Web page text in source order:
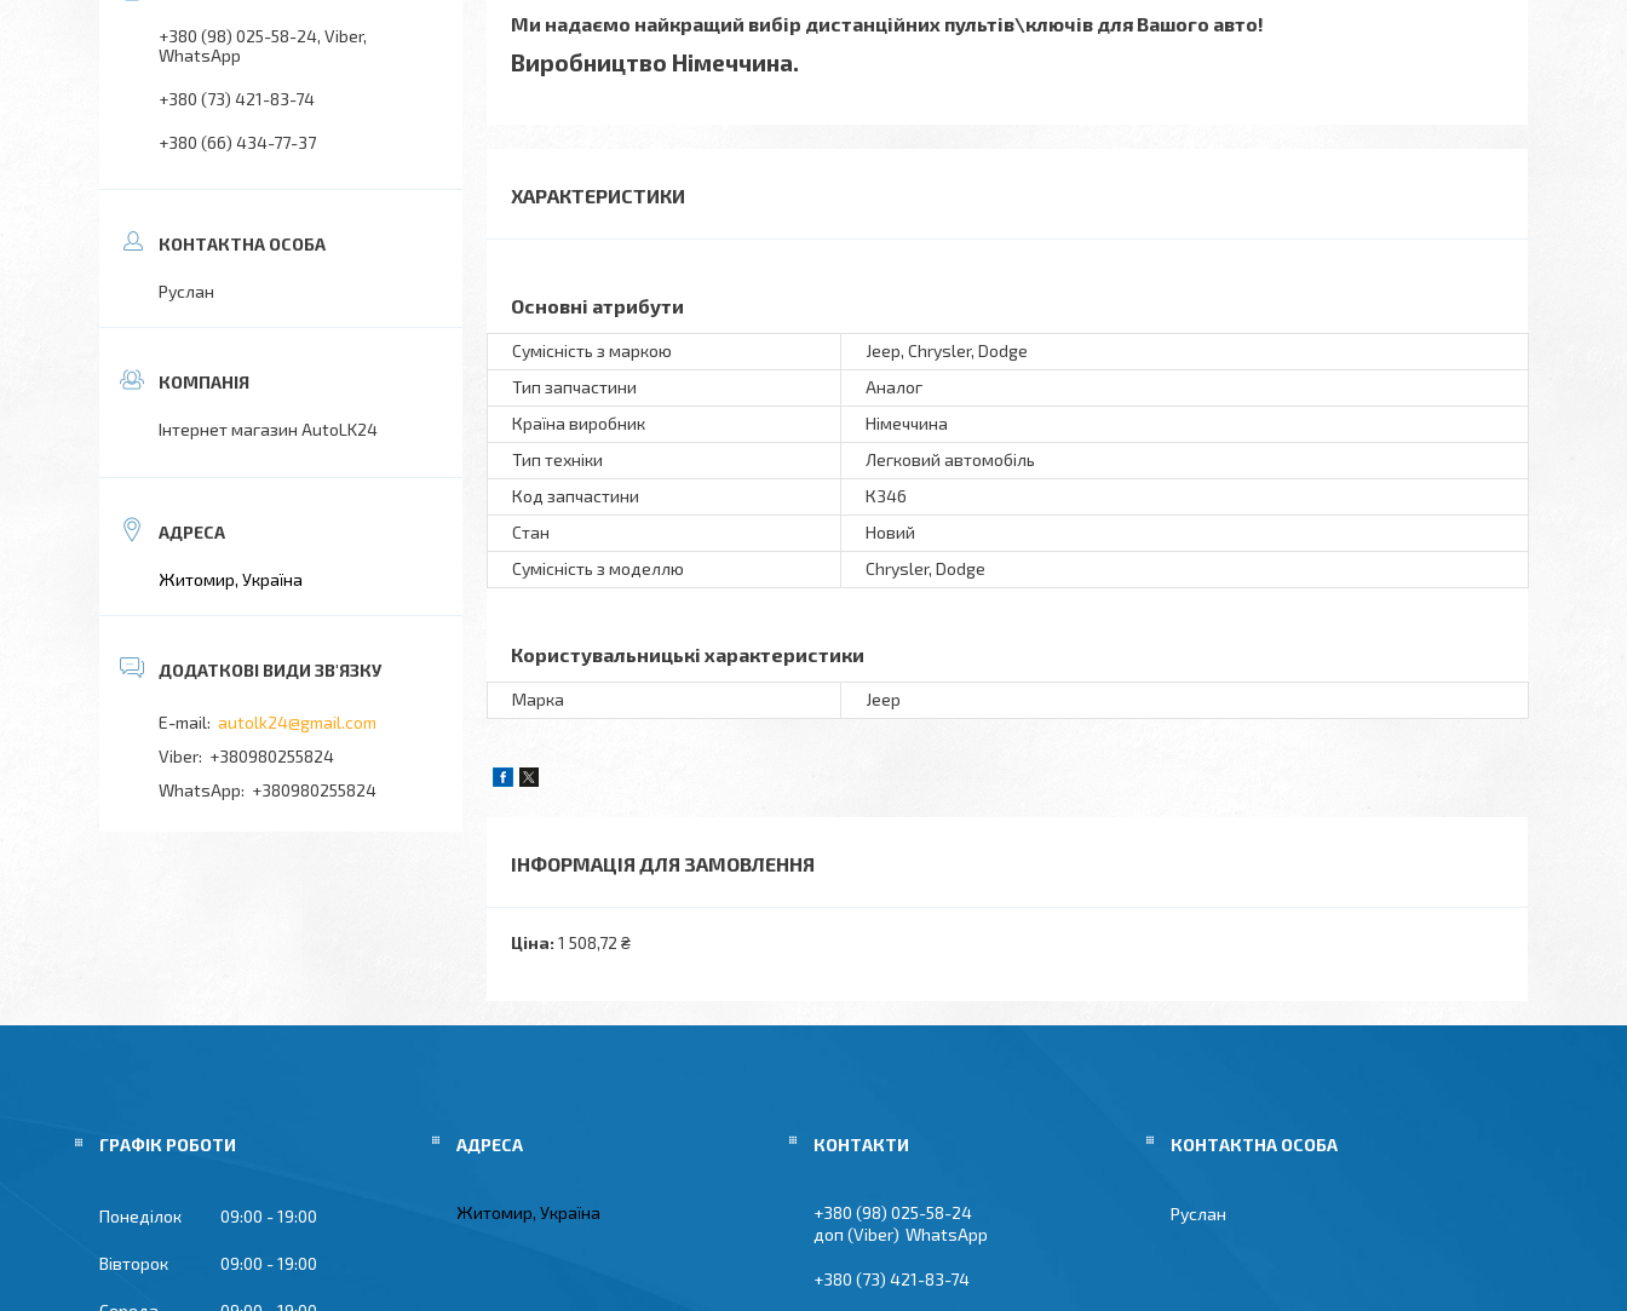
Ми надаємо найкращий вибір дистанційних пультів\ключів для Вашого авто!
Виробництво Німеччина.
ХАРАКТЕРИСТИКИ
Основні атрибути
Сумісність з маркою
Jeep, Chrysler, Dodge
Тип запчастини
Аналог
Країна виробник
Німеччина
Тип техніки
Легковий автомобіль
Код запчастини
К346
Стан
Новий
Сумісність з моделлю
Chrysler, Dodge
Користувальницькі характеристики
Марка Jeep
ІНФОРМАЦІЯ ДЛЯ ЗАМОВЛЕННЯ
Ціна: 1 508,72 ₴
+380 (98) 025-58-24 Viber
WhatsApp
+380 (73) 421-83-74
+380 (66) 434-77-37
Руслан
Інтернет магазин AutoLK24
Житомир, Україна
autolk24@gmail.com
+380980255824
+380980255824
ГРАФІК РОБОТИ
Понеділок 09:00 19:00
Вівторок 09:00 19:00
Житомир, Україна
+380 (98) 025-58-24
Viber WhatsApp
+380 (73) 421-83-74
Руслан